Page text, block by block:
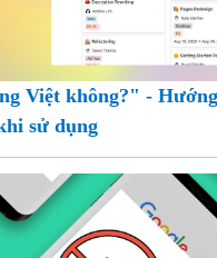
Việt không?" -
sử dụng